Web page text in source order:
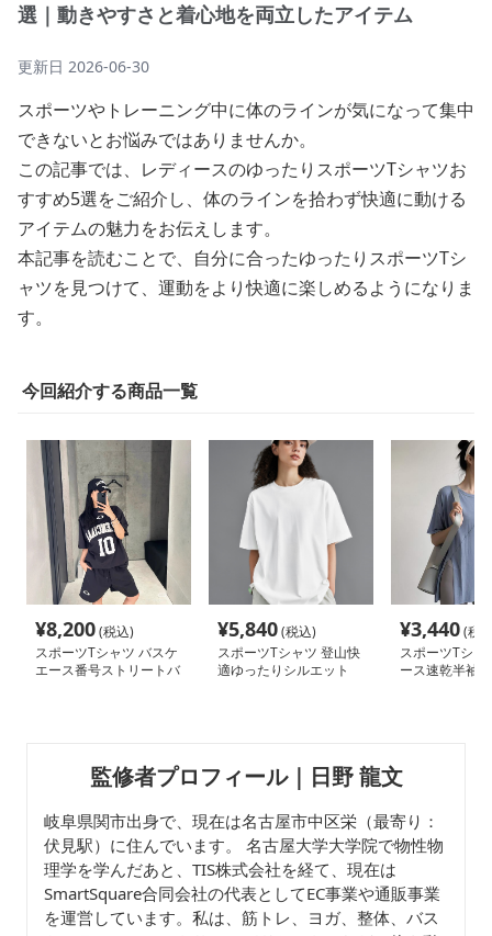
選｜動きやすさと着心地を両立したアイテム
更新日 2026-06-30
スポーツやトレーニング中に体のラインが気になって集中
できないとお悩みではありませんか。
この記事では、レディースのゆったりスポーツTシャツお
すすめ5選をご紹介し、体のラインを拾わず快適に動ける
アイテムの魅力をお伝えします。
本記事を読むことで、自分に合ったゆったりスポーツTシ
ャツを見つけて、運動をより快適に楽しめるようになりま
す。
今回紹介する商品一覧
¥8,200(税込)
スポーツTシャツ バスケ
エース番号ストリートバ
¥5,840(税込)
スポーツTシャツ 登山快
適ゆったりシルエット
¥3,440(税
スポーツTシャ
ース速乾半袖
監修者プロフィール｜日野 龍文
岐阜県関市出身で、現在は名古屋市中区栄（最寄り：
伏見駅）に住んでいます。 名古屋大学大学院で物性物
理学を学んだあと、TIS株式会社を経て、現在は
SmartSquare合同会社の代表としてEC事業や通販事業